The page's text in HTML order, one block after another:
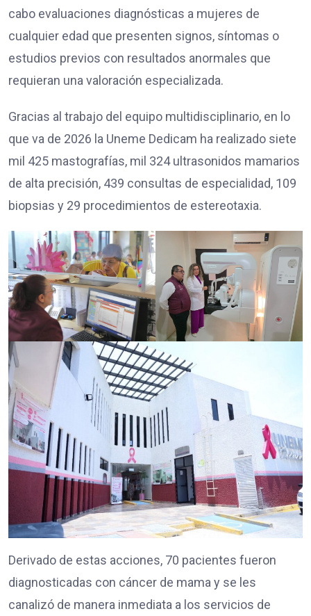
cabo evaluaciones diagnósticas a mujeres de
cualquier edad que presenten signos, síntomas o
estudios previos con resultados anormales que
requieran una valoración especializada.
Gracias al trabajo del equipo multidisciplinario, en lo
que va de 2026 la Uneme Dedicam ha realizado siete
mil 425 mastografías, mil 324 ultrasonidos mamarios
de alta precisión, 439 consultas de especialidad, 109
biopsias y 29 procedimientos de estereotaxia.
Derivado de estas acciones, 70 pacientes fueron
diagnosticadas con cáncer de mama y se les
canalizó de manera inmediata a los servicios de